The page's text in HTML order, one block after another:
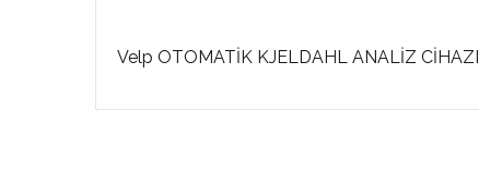
Velp OTOMATİK KJELDAHL ANALİZ CİHAZI